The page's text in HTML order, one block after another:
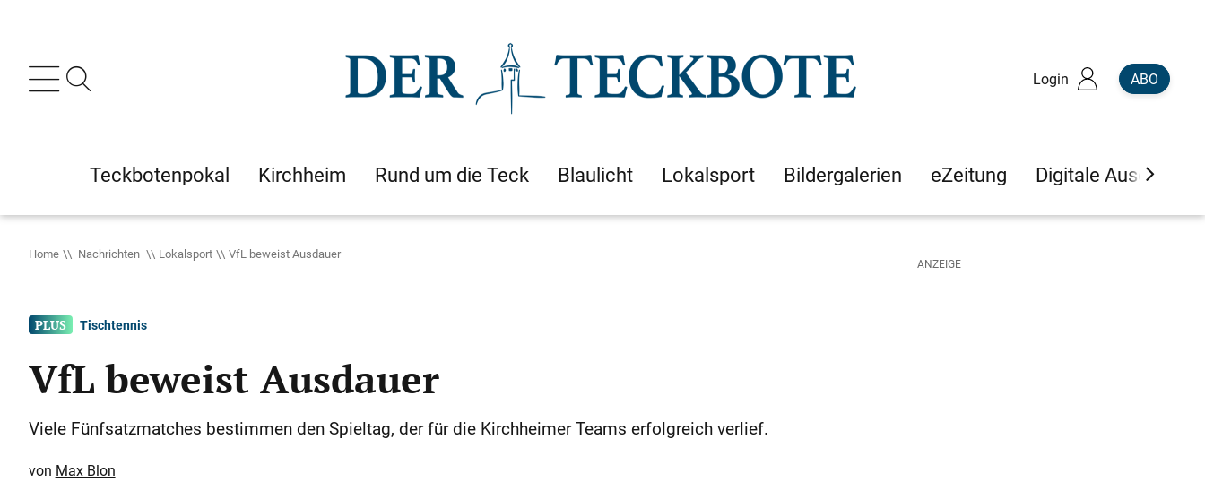
Login ABO
Teckbotenpokal Kirchheim Rund um die Teck Blaulicht Lokalsport Bildergalerien eZeitung Digitale Ausgaben
Home Nachrichten Lokalsport VfL beweist Ausdauer
Tischtennis
VfL beweist Ausdauer
Viele Fünfsatzmatches bestimmen den Spieltag, der für die Kirchheimer Teams erfolgreich verlief.
Max Blon